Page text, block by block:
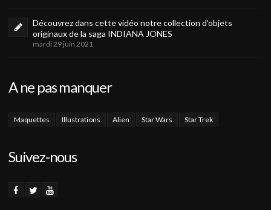
Découvrez dans cette vidéo notre collection d'objets
originaux de la saga INDIANA JONES
mardi 29 juin 2021
A ne pas manquer
Maquettes Illustrations Alien Star Wars Star Trek
Suivez-nous